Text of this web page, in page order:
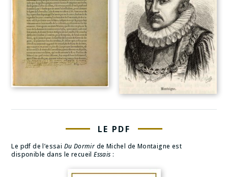
LE PDF
Le pdf de l’essai Du Dormir de Michel de Montaigne est
disponible dans le recueilEssais :